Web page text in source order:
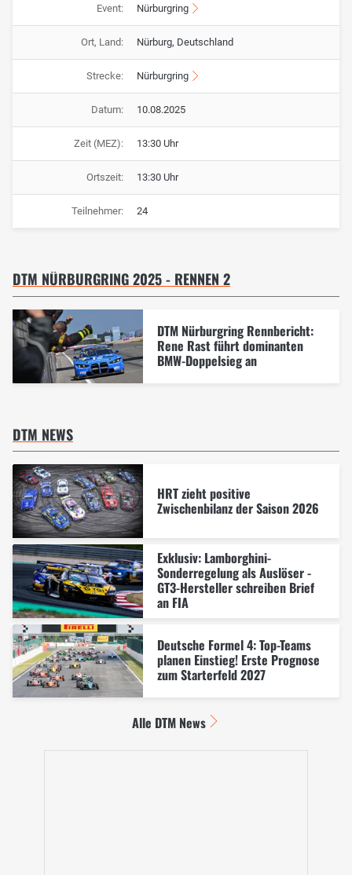
Event: Nürburgring
Ort, Land: Nürburg, Deutschland
Strecke: Nürburgring
Datum: 10.08.2025
Zeit (MEZ): 13:30 Uhr
Ortszeit: 13:30 Uhr
Teilnehmer: 24
DTM NÜRBURGRING 2025 - RENNEN 2
DTM Nürburgring Rennbericht:
Rene Rast führt dominanten
BMW-Doppelsieg an
DTM NEWS
HRT zieht positive
Zwischenbilanz der Saison 2026
Exklusiv: Lamborghini-
Sonderregelung als Auslöser -
GT3-Hersteller schreiben Brief
an FIA
Deutsche Formel 4: Top-Teams
planen Einstieg! Erste Prognose
zum Starterfeld 2027
Alle DTM News